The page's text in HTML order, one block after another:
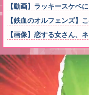
【動画】ラッキースケベ
【鉄血のオルフェンズ】
【画像】恋する女さん